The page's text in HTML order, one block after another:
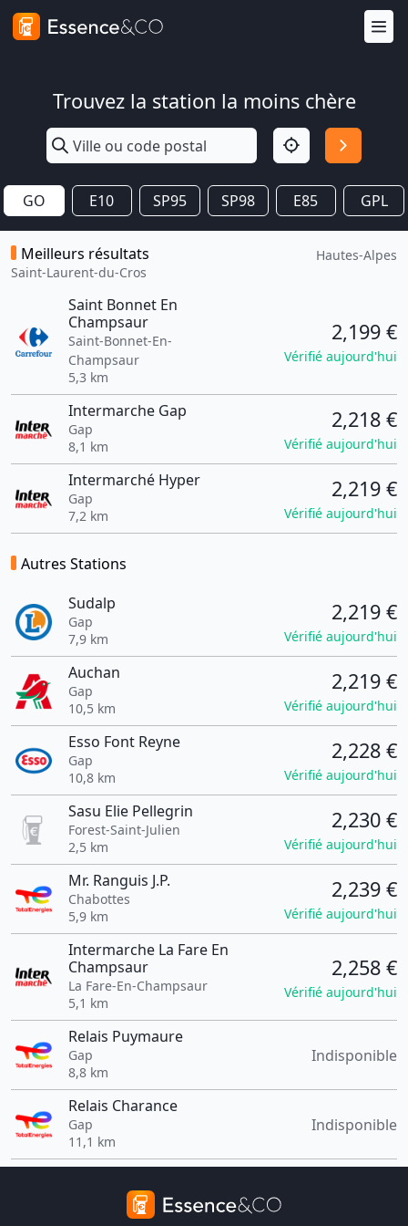
Trouvez la station la moins chère
GO E10 SP95 SP98 E85 GPL
Meilleurs résultats
Saint-Laurent-du-Cros
Hautes-Alpes
Saint Bonnet En
Champsaur
Saint-Bonnet-En-
Champsaur
5,3 km
2,199 €
Vérifié aujourd'hui
Intermarche Gap
Gap
8,1 km
2,218 €
Vérifié aujourd'hui
Intermarché Hyper
Gap
7,2 km
2,219 €
Vérifié aujourd'hui
Autres Stations
Sudalp
Gap
7,9 km
2,219 €
Vérifié aujourd'hui
Auchan
Gap
10,5 km
2,219 €
Vérifié aujourd'hui
Esso Font Reyne
Gap
10,8 km
2,228 €
Vérifié aujourd'hui
Sasu Elie Pellegrin
Forest-Saint-Julien
2,5 km
2,230 €
Vérifié aujourd'hui
Mr. Ranguis J.P.
Chabottes
5,9 km
2,239 €
Vérifié aujourd'hui
Intermarche La Fare En
Champsaur
La Fare-En-Champsaur
5,1 km
2,258 €
Vérifié aujourd'hui
Relais Puymaure
Gap
8,8 km
Indisponible
Relais Charance
Gap
11,1 km
Indisponible